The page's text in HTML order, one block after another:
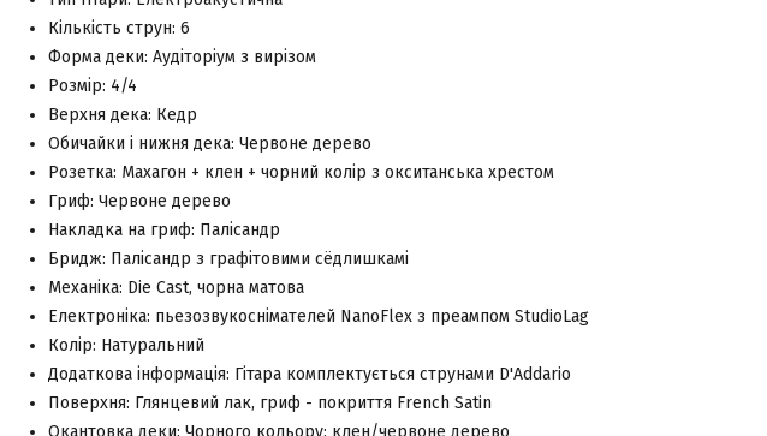
Кількість струн: 6
Форма деки: Аудіторіум з вирізом
Розмір: 4/4
Верхня дека: Кедр
Обичайки і нижня дека: Червоне дерево
Розетка: Махагон + клен + чорний колір з окситанська хрестом
Гриф: Червоне дерево
Накладка на гриф: Палісандр
Бридж: Палісандр з графітовими сёдлишкамі
Механіка: Die Cast, чорна матова
Електроніка: пьезозвукоснімателей NanoFlex з преампом StudioLag
Колір: Натуральний
Додаткова інформація: Гітара комплектується струнами D'Addario
Поверхня: Глянцевий лак, гриф - покриття French Satin
Окантовка деки: Чорного кольору: клен/червоне дерево